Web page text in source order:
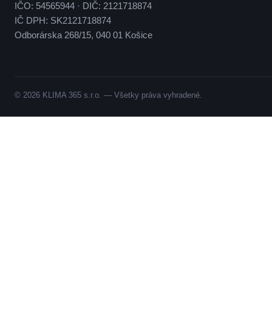
IČO: 54565944 · DIČ: 2121718874
IČ DPH: SK2121718874
Odborárska 268/15, 040 01 Košice
© 2026 KLIMA 365 s.r.o. — Všetky práva vyhradené.